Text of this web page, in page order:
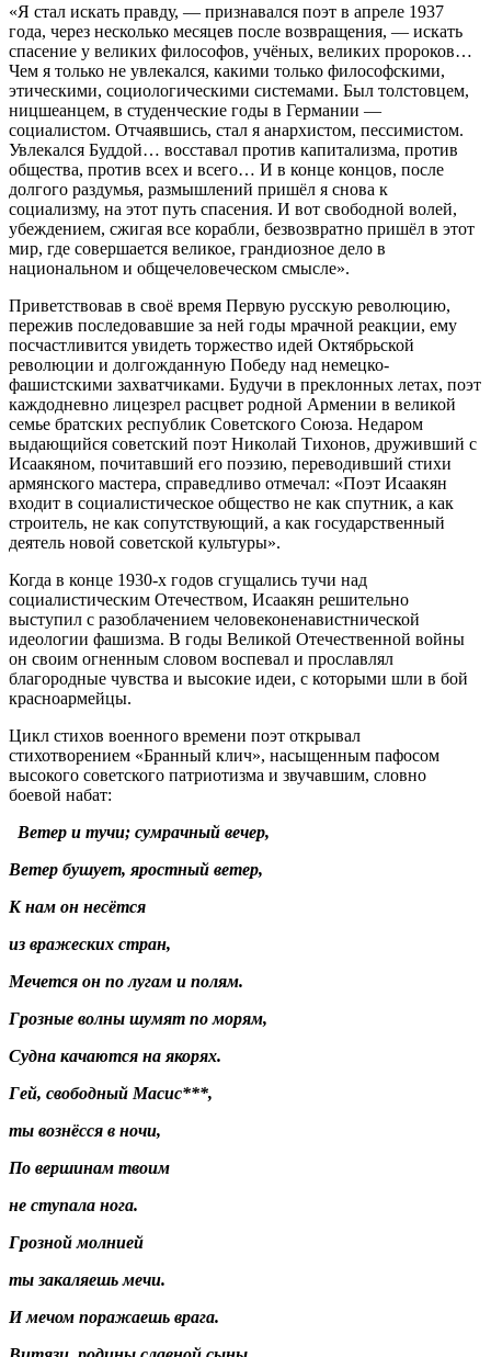
«Я стал искать правду, — признавался поэт в апреле 1937
года, через несколько месяцев после возвращения, — искать
спасение у великих философов, учёных, великих пророков…
Чем я только не увлекался, какими только философскими,
этическими, социологическими системами. Был толстовцем,
ницшеанцем, в студенческие годы в Германии —
социалистом. Отчаявшись, стал я анархистом, пессимистом.
Увлекался Буддой… восставал против капитализма, против
общества, против всех и всего… И в конце концов, после
долгого раздумья, размышлений пришёл я снова к
социализму, на этот путь спасения. И вот свободной волей,
убеждением, сжигая все корабли, безвозвратно пришёл в этот
мир, где совершается великое, грандиозное дело в
национальном и общечеловеческом смысле».
Приветствовав в своё время Первую русскую революцию,
пережив последовавшие за ней годы мрачной реакции, ему
посчастливится увидеть торжество идей Октябрьской
революции и долгожданную Победу над немецко-
фашистскими захватчиками. Будучи в преклонных летах, поэт
каждодневно лицезрел расцвет родной Армении в великой
семье братских республик Советского Союза. Недаром
выдающийся советский поэт Николай Тихонов, друживший с
Исаакяном, почитавший его поэзию, переводивший стихи
армянского мастера, справедливо отмечал: «Поэт Исаакян
входит в социалистическое общество не как спутник, а как
строитель, не как сопутствующий, а как государственный
деятель новой советской культуры».
Когда в конце 1930-х годов сгущались тучи над
социалистическим Отечеством, Исаакян решительно
выступил с разоблачением человеконенавистнической
идеологии фашизма. В годы Великой Отечественной войны
он своим огненным словом воспевал и прославлял
благородные чувства и высокие идеи, с которыми шли в бой
красноармейцы.
Цикл стихов военного времени поэт открывал
стихотворением «Бранный клич», насыщенным пафосом
высокого советского патриотизма и звучавшим, словно
боевой набат:
Ветер и тучи; сумрачный вечер,
Ветер бушует, яростный ветер,
К нам он несётся
из вражеских стран,
Мечется он по лугам и полям.
Грозные волны шумят по морям,
Судна качаются на якорях.
Гей, свободный Масис***,
ты вознёсся в ночи,
По вершинам твоим
не ступала нога.
Грозной молнией
ты закаляешь мечи.
И мечом поражаешь врага.